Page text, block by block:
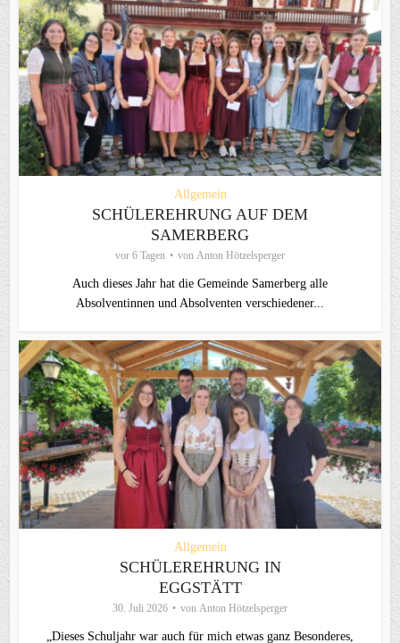
Allgemein
SCHÜLEREHRUNG AUF DEM
SAMERBERG
vor 6 Tagen von Anton Hötzelsperger
Auch dieses Jahr hat die Gemeinde Samerberg alle
Absolventinnen und Absolventen verschiedener...
Allgemein
SCHÜLEREHRUNG IN
EGGSTÄTT
30. Juli 2026 von Anton Hötzelsperger
„Dieses Schuljahr war auch für mich etwas ganz Besonderes,